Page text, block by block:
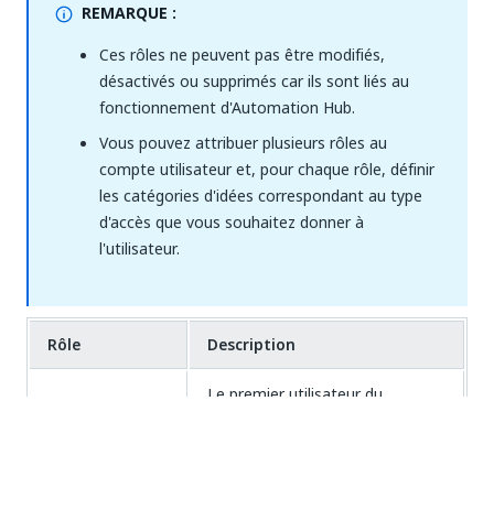
REMARQUE :
Ces rôles ne peuvent pas être modifiés,
désactivés ou supprimés car ils sont liés au
fonctionnement d'Automation Hub.
Vous pouvez attribuer plusieurs rôles au
compte utilisateur et, pour chaque rôle, définir
les catégories d'idées correspondant au type
d'accès que vous souhaitez donner à
l'utilisateur.
Rôle Description
Le premier utilisateur du